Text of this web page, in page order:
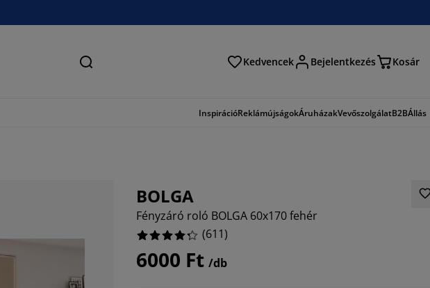
Keresés Kedvencek Bejelentkezés Kosár
InspirációReklámújságokÁruházakVevőszolgálatB2BÁllás
BOLGA
Fényzáró roló BOLGA 60x170 fehér
(611)
6000 Ft /db
66.77577741407529%